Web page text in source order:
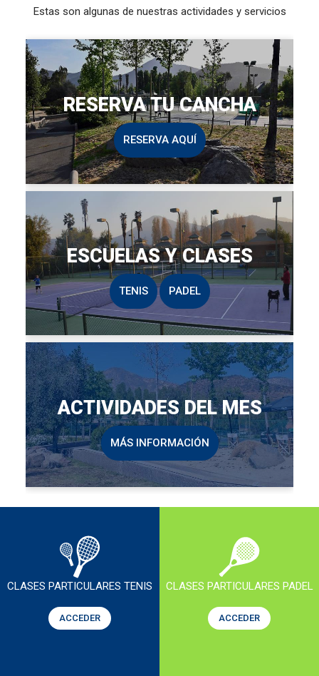
Estas son algunas de nuestras actividades y servicios
RESERVA TU CANCHA
RESERVA AQUÍ
ESCUELAS Y CLASES
TENIS PADEL
ACTIVIDADES DEL MES
MÁS INFORMACIÓN
CLASES PARTICULARES TENIS
ACCEDER
CLASES PARTICULARES PADEL
ACCEDER